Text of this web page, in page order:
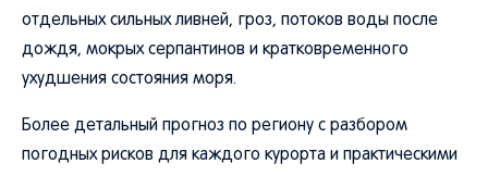
отдельных сильных ливней, гроз, потоков воды после
дождя, мокрых серпантинов и кратковременного
ухудшения состояния моря.
Более детальный прогноз по региону с разбором
погодных рисков для каждого курорта и практическими